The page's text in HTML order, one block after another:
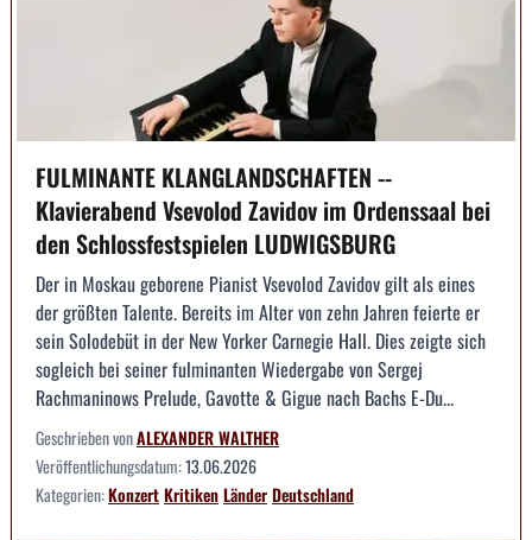
FULMINANTE KLANGLANDSCHAFTEN --
Klavierabend Vsevolod Zavidov im Ordenssaal bei
den Schlossfestspielen LUDWIGSBURG
Der in Moskau geborene Pianist Vsevolod Zavidov gilt als eines
der größten Talente. Bereits im Alter von zehn Jahren feierte er
sein Solodebüt in der New Yorker Carnegie Hall. Dies zeigte sich
sogleich bei seiner fulminanten Wiedergabe von Sergej
Rachmaninows Prelude, Gavotte & Gigue nach Bachs E-Du...
Geschrieben vonALEXANDER WALTHER
Veröffentlichungsdatum:13.06.2026
Kategorien:KonzertKritikenLänderDeutschland